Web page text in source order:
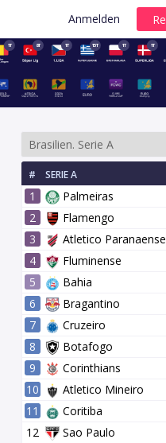
Anmelden
1T 8T 1T 15T 1T 1T
27 Runde 28 Runde
# SERIE A
1 Palmeiras
2
Flamengo
3
Atletico Paranaense
4
Fluminense
5
Bahia
6
Bragantino
7
Cruzeiro
8
Botafogo
9
Corinthians
10
Atletico Mineiro
11
Coritiba
12
Sao Paulo